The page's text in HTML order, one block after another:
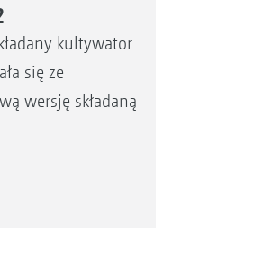
kultywator
się ze
wersję składaną